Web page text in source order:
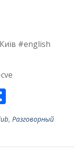
#english
h
ar
e
, Разговорный